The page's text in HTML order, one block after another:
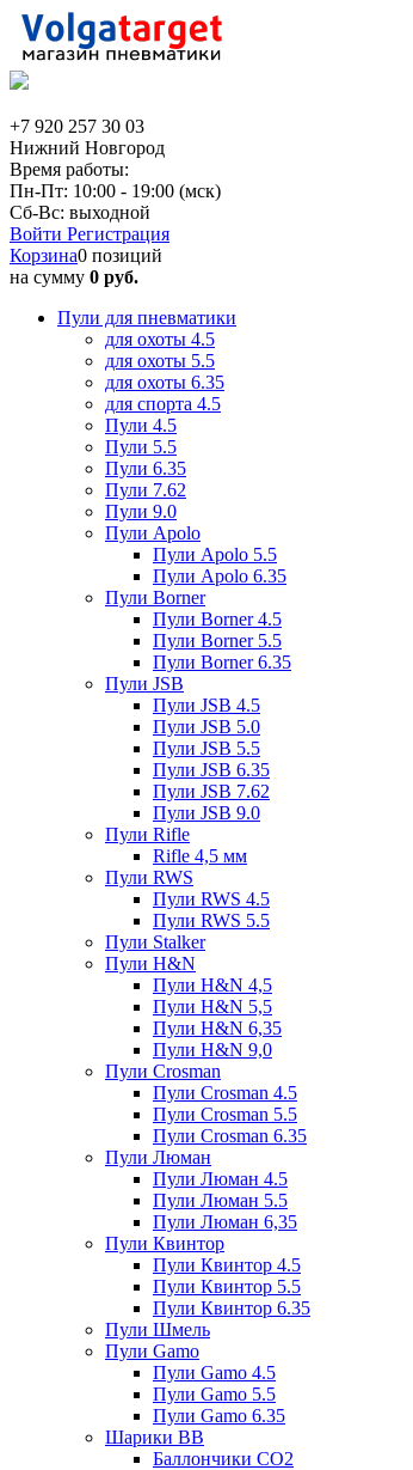
+7 920 257 30 03
Нижний Новгород
Время работы:
Пн-Пт: 10:00 - 19:00 (мск)
Сб-Вс: выходной
Войти Регистрация
Корзина0 позиций
на сумму 0 руб.
Пули для пневматики
для охоты 4.5
для охоты 5.5
для охоты 6.35
для спорта 4.5
Пули 4.5
Пули 5.5
Пули 6.35
Пули 7.62
Пули 9.0
Пули Apolo
Пули Apolo 5.5
Пули Apolo 6.35
Пули Borner
Пули Borner 4.5
Пули Borner 5.5
Пули Borner 6.35
Пули JSB
Пули JSB 4.5
Пули JSB 5.0
Пули JSB 5.5
Пули JSB 6.35
Пули JSB 7.62
Пули JSB 9.0
Пули Rifle
Rifle 4,5 мм
Пули RWS
Пули RWS 4.5
Пули RWS 5.5
Пули Stalker
Пули H&N
Пули H&N 4,5
Пули H&N 5,5
Пули H&N 6,35
Пули H&N 9,0
Пули Crosman
Пули Crosman 4.5
Пули Crosman 5.5
Пули Crosman 6.35
Пули Люман
Пули Люман 4.5
Пули Люман 5.5
Пули Люман 6,35
Пули Квинтор
Пули Квинтор 4.5
Пули Квинтор 5.5
Пули Квинтор 6.35
Пули Шмель
Пули Gamo
Пули Gamo 4.5
Пули Gamo 5.5
Пули Gamo 6.35
Шарики BB
Баллончики CO2